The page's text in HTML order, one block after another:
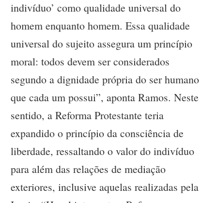
indivíduo’ como qualidade universal do
homem enquanto homem. Essa qualidade
universal do sujeito assegura um princípio
moral: todos devem ser considerados
segundo a dignidade própria do ser humano
que cada um possui”, aponta Ramos. Neste
sentido, a Reforma Protestante teria
expandido o princípio da consciência de
liberdade, ressaltando o valor do indivíduo
para além das relações de mediação
exteriores, inclusive aquelas realizadas pela